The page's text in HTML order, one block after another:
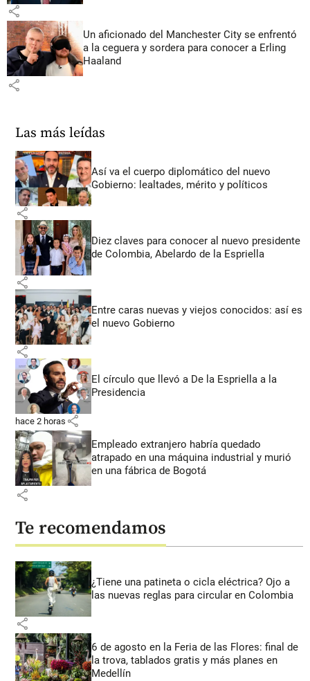
share
Un aficionado del Manchester City se enfrentó
a la ceguera y sordera para conocer a Erling
Haaland
share
Las más leídas
Así va el cuerpo diplomático del nuevo
Gobierno: lealtades, mérito y políticos
share
Diez claves para conocer al nuevo presidente
de Colombia, Abelardo de la Espriella
share
Entre caras nuevas y viejos conocidos: así es
el nuevo Gobierno
share
El círculo que llevó a De la Espriella a la
Presidencia
hace 2 horas share
Empleado extranjero habría quedado
atrapado en una máquina industrial y murió
en una fábrica de Bogotá
share
Te recomendamos
¿Tiene una patineta o cicla eléctrica? Ojo a
las nuevas reglas para circular en Colombia
share
6 de agosto en la Feria de las Flores: final de
la trova, tablados gratis y más planes en
Medellín